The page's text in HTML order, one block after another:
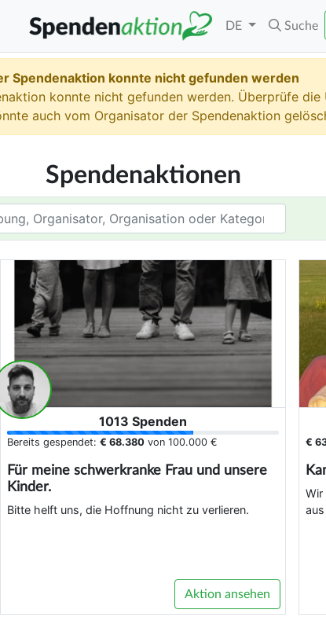
DE Suche
Spendenaktion konnte nicht gefunden werden
konnte nicht gefunden werden. Überprüfe die
auch vom Organisator der Spendenaktion
Spendenaktionen
1013 Spenden
Bereits gespendet: € 68.380 von 100.000 €
Für meine schwerkranke Frau und unsere
Kinder.
Bitte helft uns, die Hoffnung nicht zu verlieren.
Aktion ansehen
€
Wir